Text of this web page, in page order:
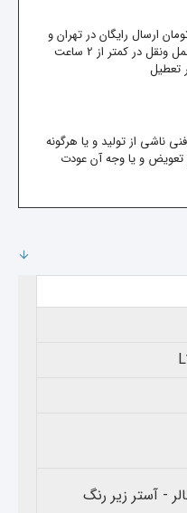
ارسال رایگان در تهران و
شهرستان ها تا شرکت حمل ونقل در کمتر از 2 ساعت
تعطیل
ناشی از تولید و یا هرگونه
تعویض و یا وجه آن عودت
- آستر زیر رنگ